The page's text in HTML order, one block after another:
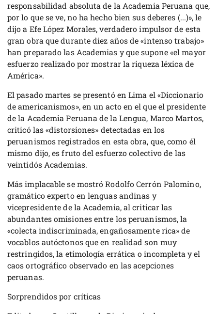
responsabilidad absoluta de la Academia Peruana que,
por lo que se ve, no ha hecho bien sus deberes (...)», le
dijo a Efe López Morales, verdadero impulsor de esta
gran obra que durante diez años de «intenso trabajo»
han preparado las Academias y que supone «el mayor
esfuerzo realizado por mostrar la riqueza léxica de
América».
El pasado martes se presentó en Lima el «Diccionario
de americanismos», en un acto en el que el presidente
de la Academia Peruana de la Lengua, Marco Martos,
criticó las «distorsiones» detectadas en los
peruanismos registrados en esta obra, que, como él
mismo dijo, es fruto del esfuerzo colectivo de las
veintidós Academias.
Más implacable se mostró Rodolfo Cerrón Palomino,
gramático experto en lenguas andinas y
vicepresidente de la Academia, al criticar las
abundantes omisiones entre los peruanismos, la
«colecta indiscriminada, engañosamente rica» de
vocablos autóctonos que en realidad son muy
restringidos, la etimología errática o incompleta y el
caos ortográfico observado en las acepciones
peruanas.
Sorprendidos por críticas